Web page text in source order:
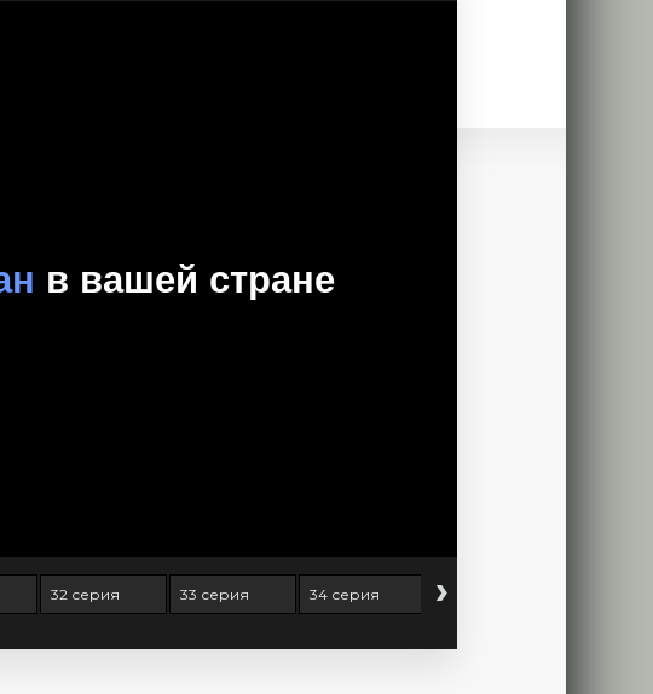
32 серия 33 серия 34 серия 35 серия
›